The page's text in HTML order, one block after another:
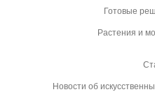
Готовые
Растения и
Новости об